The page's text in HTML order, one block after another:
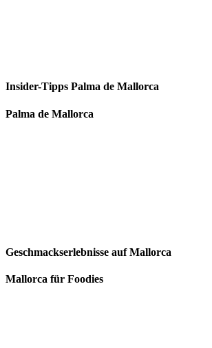
Insider-Tipps Palma de Mallorca
Palma de Mallorca
Geschmackserlebnisse auf Mallorca
Mallorca für Foodies